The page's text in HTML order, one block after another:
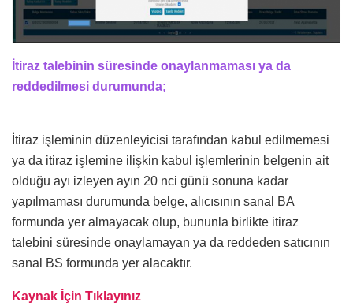
İtiraz talebinin süresinde onaylanmaması ya da
reddedilmesi durumunda;
İtiraz işleminin düzenleyicisi tarafından kabul edilmemesi
ya da itiraz işlemine ilişkin kabul işlemlerinin belgenin ait
olduğu ayı izleyen ayın 20 nci günü sonuna kadar
yapılmaması durumunda belge, alıcısının sanal BA
formunda yer almayacak olup, bununla birlikte itiraz
talebini süresinde onaylamayan ya da reddeden satıcının
sanal BS formunda yer alacaktır.
Kaynak İçin Tıklayınız